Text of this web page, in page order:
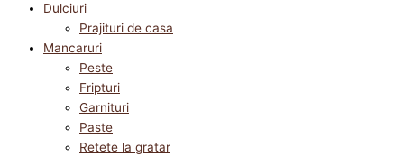
Dulciuri
Prajituri de casa
Mancaruri
Peste
Fripturi
Garnituri
Paste
Retete la gratar